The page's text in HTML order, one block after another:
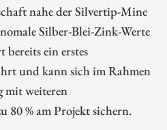
nahe der Silvertip-Mine
Silber-Blei-Zink-Werte
ein erstes
und kann sich im Rahmen
mit weiteren
80 % am Projekt sichern.